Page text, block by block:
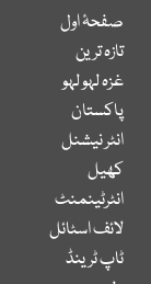
صفحۂ اول
تازہ ترین
غزہ لہو لہو
پاکستان
انٹر نیشنل
کھیل
انٹرٹینمنٹ
لائف اسٹائل
ٹاپ ٹرینڈ